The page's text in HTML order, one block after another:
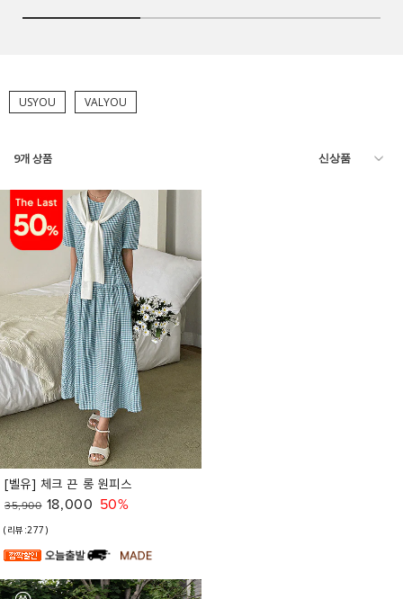
USYOU VALYOU
9개 상품
[벨유] 체크 끈 롱 원피스
35,900 18,000 50%
(리뷰:277)